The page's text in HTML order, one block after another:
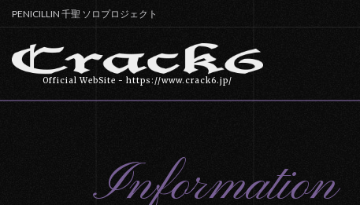
PENICILLIN 千聖 ソロプロジェクト
Official WebSite - https://www.crack6.jp/
Information